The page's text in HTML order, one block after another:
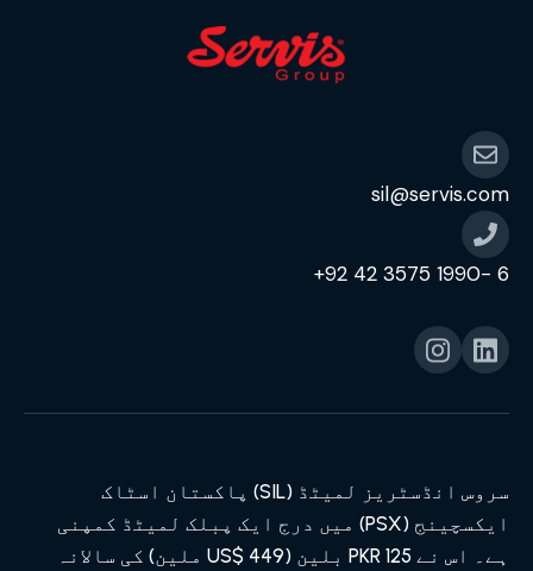
sil@servis.com
6 -1990 3575 42 92+
سروس انڈسٹریز لمیٹڈ (SIL) پاکستان اسٹاک
ایکسچینج (PSX) میں درج ایک پبلک لمیٹڈ کمپنی
ہے۔ اس نے PKR 125 بلین (US$ 449 ملین) کی سالانہ